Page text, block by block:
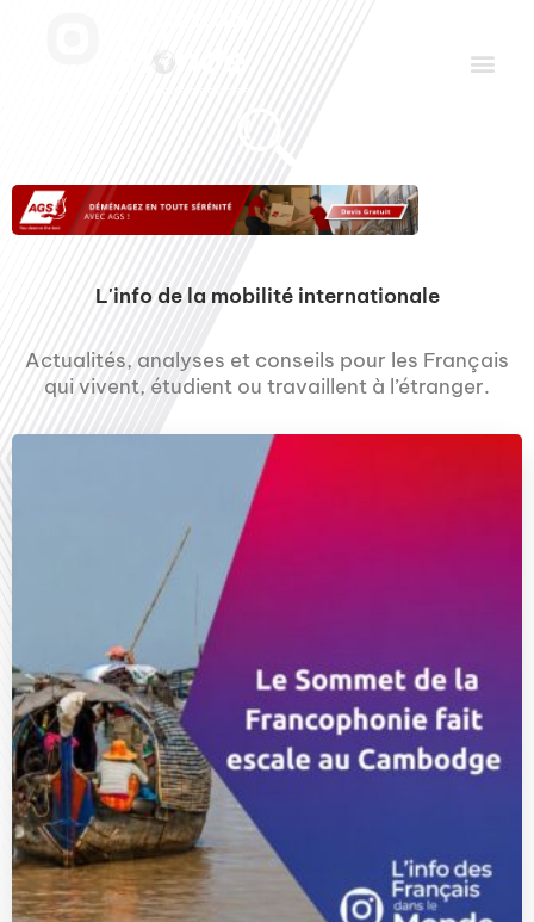
L'info de la mobilité internationale
Actualités, analyses et conseils pour les Français
qui vivent, étudient ou travaillent à l’étranger.